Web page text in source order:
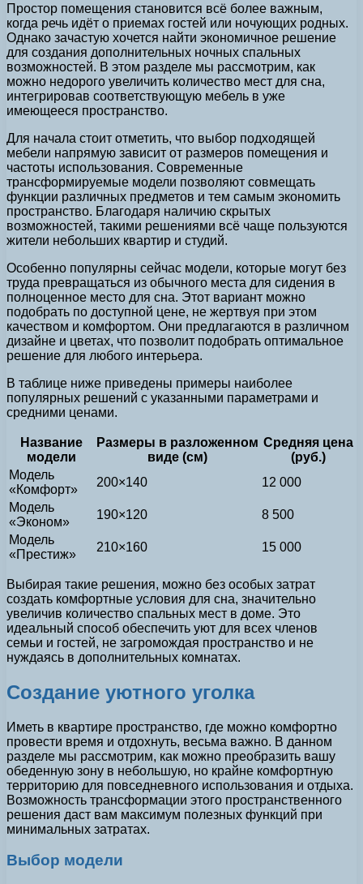
Простор помещения становится всё более важным,
когда речь идёт о приемах гостей или ночующих родных.
Однако зачастую хочется найти экономичное решение
для создания дополнительных ночных спальных
возможностей. В этом разделе мы рассмотрим, как
можно недорого увеличить количество мест для сна,
интегрировав соответствующую мебель в уже
имеющееся пространство.
Для начала стоит отметить, что выбор подходящей
мебели напрямую зависит от размеров помещения и
частоты использования. Современные
трансформируемые модели позволяют совмещать
функции различных предметов и тем самым экономить
пространство. Благодаря наличию скрытых
возможностей, такими решениями всё чаще пользуются
жители небольших квартир и студий.
Особенно популярны сейчас модели, которые могут без
труда превращаться из обычного места для сидения в
полноценное место для сна. Этот вариант можно
подобрать по доступной цене, не жертвуя при этом
качеством и комфортом. Они предлагаются в различном
дизайне и цветах, что позволит подобрать оптимальное
решение для любого интерьера.
В таблице ниже приведены примеры наиболее
популярных решений с указанными параметрами и
средними ценами.
Название
модели
Размеры в разложенном
виде (см)
Средняя цена
(руб.)
Модель
«Комфорт»
200×140
12 000
Модель
«Эконом»
190×120
8 500
Модель
«Престиж»
210×160 15 000
Выбирая такие решения, можно без особых затрат
создать комфортные условия для сна, значительно
увеличив количество спальных мест в доме. Это
идеальный способ обеспечить уют для всех членов
семьи и гостей, не загромождая пространство и не
нуждаясь в дополнительных комнатах.
Создание уютного уголка
Иметь в квартире пространство, где можно комфортно
провести время и отдохнуть, весьма важно. В данном
разделе мы рассмотрим, как можно преобразить вашу
обеденную зону в небольшую, но крайне комфортную
территорию для повседневного использования и отдыха.
Возможность трансформации этого пространственного
решения даст вам максимум полезных функций при
минимальных затратах.
Выбор модели